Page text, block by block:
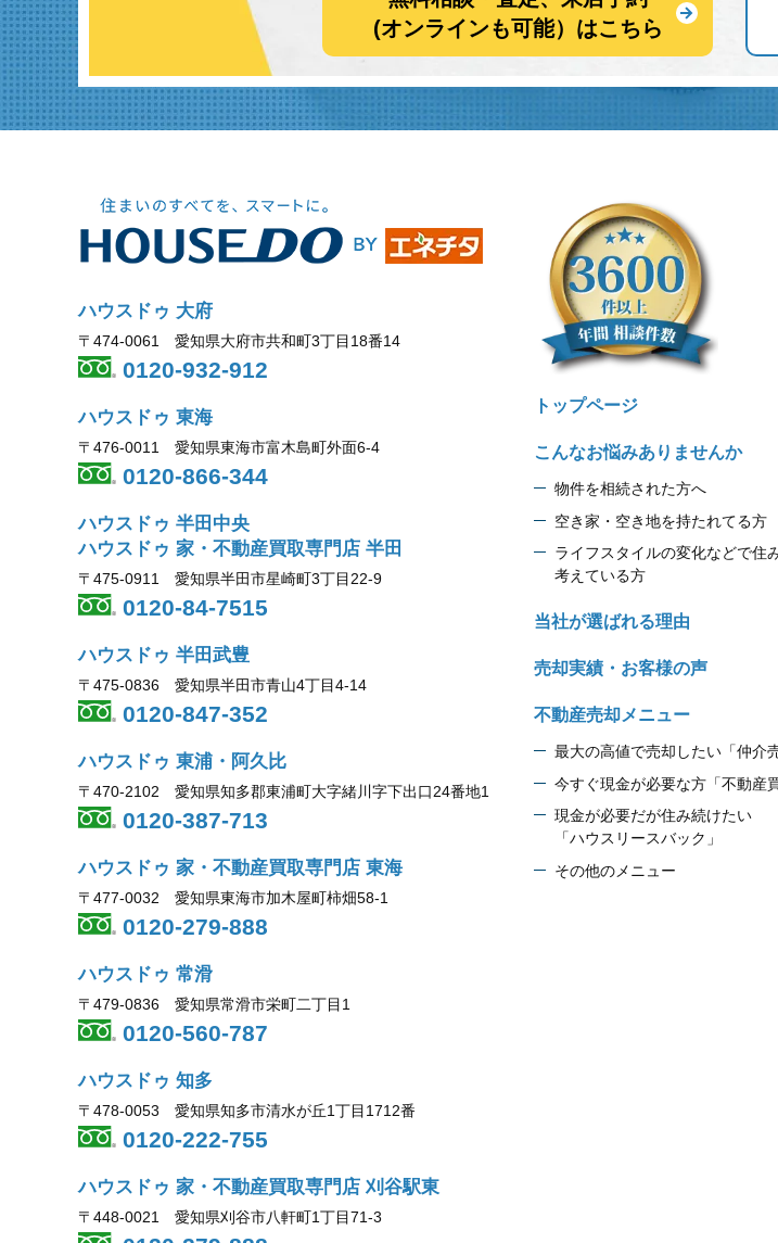
(オンラインも可能）はこちら
ハウスドゥ 大府
〒474-0061 愛知県大府市共和町3丁目18番14
0120-932-912
ハウスドゥ 東海
〒476-0011 愛知県東海市富木島町外面6-4
0120-866-344
ハウスドゥ 半田中央
ハウスドゥ 家・不動産買取専門店 半田
〒475-0911 愛知県半田市星崎町3丁目22-9
0120-84-7515
ハウスドゥ 半田武豊
〒475-0836 愛知県半田市青山4丁目4-14
0120-847-352
ハウスドゥ 東浦・阿久比
〒470-2102 愛知県知多郡東浦町大字緒川字下出口24番地1
0120-387-713
ハウスドゥ 家・不動産買取専門店 東海
〒477-0032 愛知県東海市加木屋町柿畑58-1
0120-279-888
ハウスドゥ 常滑
〒479-0836 愛知県常滑市栄町二丁目1
0120-560-787
ハウスドゥ 知多
〒478-0053 愛知県知多市清水が丘1丁目1712番
0120-222-755
ハウスドゥ 家・不動産買取専門店 刈谷駅東
〒448-0021 愛知県刈谷市八軒町1丁目71-3
トップページ
こんなお悩みありませんか
物件を相続された方へ
空き家・空き地を持たれてる方
ライフスタイルの変化などで住
考えている方
当社が選ばれる理由
売却実績・お客様の声
不動産売却メニュー
最大の高値で売却したい「仲介売
今すぐ現金が必要な方「不動産買
現金が必要だが住み続けたい
「ハウスリースバック」
その他のメニュー